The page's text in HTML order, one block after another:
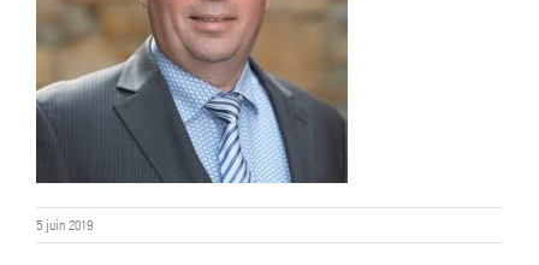
5 juin 2019